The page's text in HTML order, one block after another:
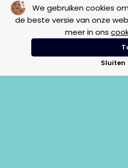
We gebruiken cookies
de beste versie van onze
meer in ons
Sluiten